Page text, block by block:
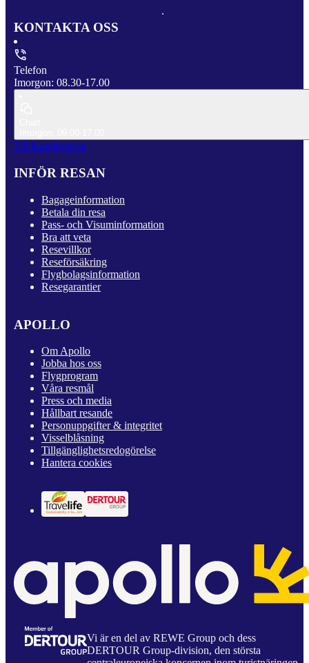
KONTAKTA OSS
Telefon
Imorgon: 08.30-17.00
Till Kundservice
INFÖR RESAN
Bagageinformation
Betala din resa
Pass- och Visuminformation
Bra att veta
Resevillkor
Reseförsäkring
Flygbolagsinformation
Resegarantier
APOLLO
Om Apollo
Jobba hos oss
Flygprogram
Våra resmål
Press och media
Hållbart resande
Personuppgifter & integritet
Visselblåsning
Tillgänglighetsredogörelse
Hantera cookies
Vi är en del av REWE Group och dess
DERTOUR Group-division, den största